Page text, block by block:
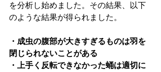
を分析し始めました。その結果、以下
のような結果が得られました。
・成虫の腹部が大きすぎるものは羽を
閉じられないことがある
・上手く反転できなかった蛹は適切に